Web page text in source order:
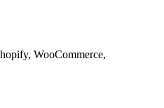
WooCommerce,